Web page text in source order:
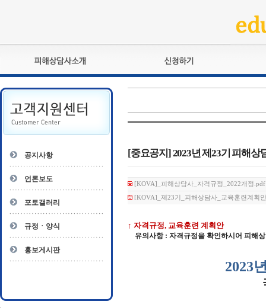
피해상담사란?
자격관리규정
상담사 자격증 확인
- 피해상담사 1급
- 전문수련감독자
- 전문수련기관
교육훈련
자격복원
공지사항
언론보도
포토갤러리
규정ㆍ양식
홍보게시판
[중요공지] 2023년 제23기 피해상
[KOVA]_피해상담사_자격규정_2022개정
[KOVA]_제23기_피해상담사_교육훈련계획
↑ 자격규정, 교육훈련 계획안
유의사항 : 자격규정을 확인하시어 피해
2023